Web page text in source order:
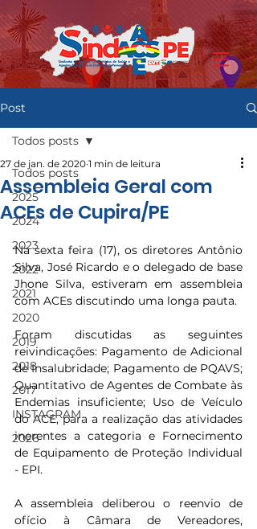
Post
Todos posts
2025
2024
2023
2022
2021
2020
2019
2018
2017
INSTAGRAM
2026
Todos posts
Assembleia Geral com
ACEs de Cupira/PE
27 de jan. de 2020 1 min de leitura
Na sexta feira (17), os diretores Antônio
Silva, José Ricardo e o delegado de base
Jhone Silva, estiveram em assembleia
com ACEs discutindo uma longa pauta.
Foram discutidas as seguintes
reivindicações: Pagamento de Adicional
de Insalubridade; Pagamento de PQAVS;
Quantitativo de Agentes de Combate às
Endemias insuficiente; Uso de Veículo
do ACE, para a realização das atividades
inerentes a categoria e Fornecimento
de Equipamento de Proteção Individual
- EPI.
A assembleia deliberou o reenvio de
ofício à Câmara de Vereadores,